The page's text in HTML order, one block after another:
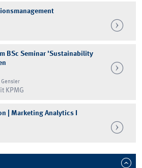
BSc Seminar 'Sustainability
KPMG
| Marketing Analytics I